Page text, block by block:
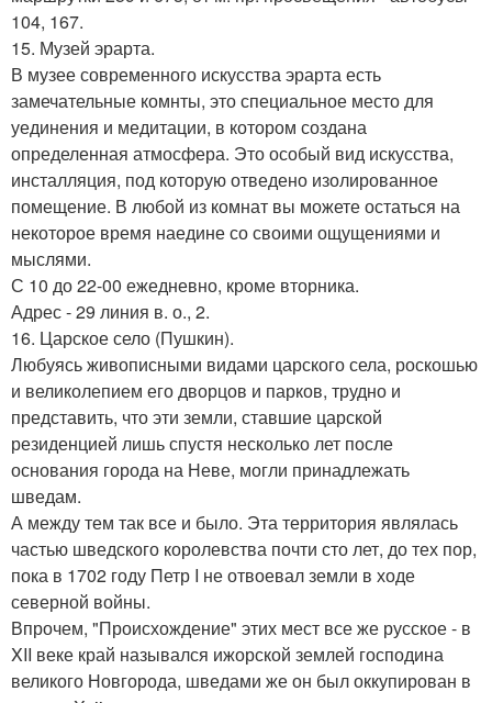
104, 167.
15. Музей эрарта.
В музее современного искусства эрарта есть
замечательные комнты, это специальное место для
уединения и медитации, в котором создана
определенная атмосфера. Это особый вид искусства,
инсталляция, под которую отведено изолированное
помещение. В любой из комнат вы можете остаться на
некоторое время наедине со своими ощущениями и
мыслями.
С 10 до 22-00 ежедневно, кроме вторника.
Адрес - 29 линия в. о., 2.
16. Царское село (Пушкин).
Любуясь живописными видами царского села, роскошью
и великолепием его дворцов и парков, трудно и
представить, что эти земли, ставшие царской
резиденцией лишь спустя несколько лет после
основания города на Неве, могли принадлежать
шведам.
А между тем так все и было. Эта территория являлась
частью шведского королевства почти сто лет, до тех пор,
пока в 1702 году Петр I не отвоевал земли в ходе
северной войны.
Впрочем, "Происхождение" этих мест все же русское - в
XII веке край назывался ижорской землей господина
великого Новгорода, шведами же он был оккупирован в